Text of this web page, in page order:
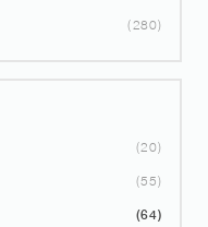
280
20
55
64